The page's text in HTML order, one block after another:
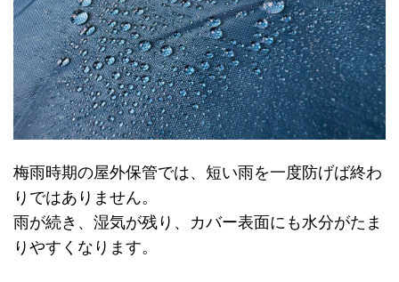
梅雨時期の屋外保管では、短い雨を一度防げば終わ
りではありません。
雨が続き、湿気が残り、カバー表面にも水分がたま
りやすくなります。